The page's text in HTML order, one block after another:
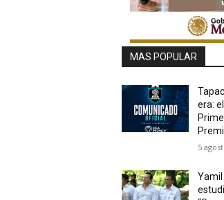
MAS POPULAR
era:
5